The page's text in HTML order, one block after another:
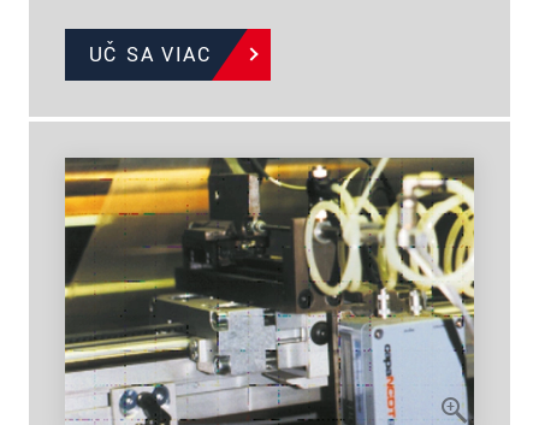
UČ SA VIAC